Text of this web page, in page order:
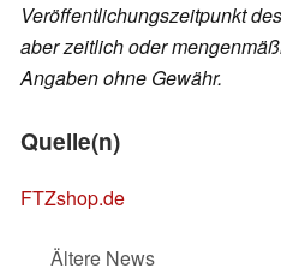
Veröffentlichungszeitpunkt
aber zeitlich oder
Angaben ohne Gewähr.
Quelle(n)
FTZshop.de
Ältere News